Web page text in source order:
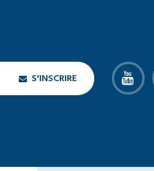
S'INSCRIRE